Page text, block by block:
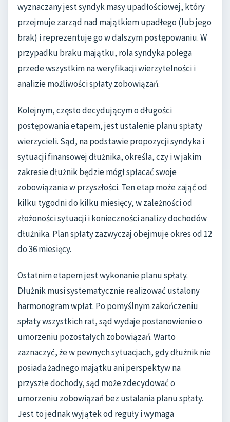
wyznaczany jest syndyk masy upadłościowej, który
przejmuje zarząd nad majątkiem upadłego (lub jego
brak) i reprezentuje go w dalszym postępowaniu. W
przypadku braku majątku, rola syndyka polega
przede wszystkim na weryfikacji wierzytelności i
analizie możliwości spłaty zobowiązań.
Kolejnym, często decydującym o długości
postępowania etapem, jest ustalenie planu spłaty
wierzycieli. Sąd, na podstawie propozycji syndyka i
sytuacji finansowej dłużnika, określa, czy i w jakim
zakresie dłużnik będzie mógł spłacać swoje
zobowiązania w przyszłości. Ten etap może zająć od
kilku tygodni do kilku miesięcy, w zależności od
złożoności sytuacji i konieczności analizy dochodów
dłużnika. Plan spłaty zazwyczaj obejmuje okres od 12
do 36 miesięcy.
Ostatnim etapem jest wykonanie planu spłaty.
Dłużnik musi systematycznie realizować ustalony
harmonogram wpłat. Po pomyślnym zakończeniu
spłaty wszystkich rat, sąd wydaje postanowienie o
umorzeniu pozostałych zobowiązań. Warto
zaznaczyć, że w pewnych sytuacjach, gdy dłużnik nie
posiada żadnego majątku ani perspektyw na
przyszłe dochody, sąd może zdecydować o
umorzeniu zobowiązań bez ustalania planu spłaty.
Jest to jednak wyjątek od reguły i wymaga